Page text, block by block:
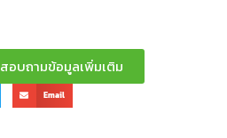
สอบถามข้อมูลเพิ่มเติม
Email